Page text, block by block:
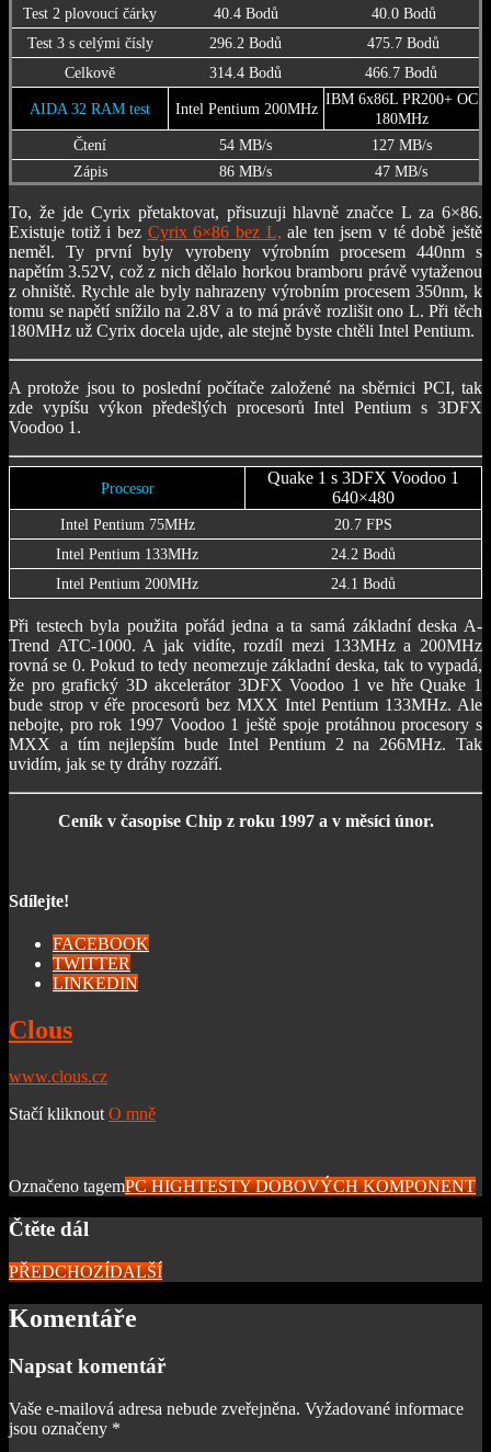
Test 2 plovoucí čárky
40.4 Bodů
40.0 Bodů
Test 3 s celými čísly
296.2 Bodů
475.7 Bodů
Celkově
314.4 Bodů 466.7 Bodů
AIDA 32 RAM test Intel Pentium 200MHz
IBM 6x86L PR200+ OC
180MHz
Čtení
54 MB/s
127 MB/s
Zápis
86 MB/s 47 MB/s
To, že jde Cyrix přetaktovat, přisuzuji hlavně značce L za 6×86.
Existuje totiž i bez Cyrix 6×86 bez L, ale ten jsem v té době ještě
neměl. Ty první byly vyrobeny výrobním procesem 440nm s
napětím 3.52V, což z nich dělalo horkou bramboru právě vytaženou
z ohniště. Rychle ale byly nahrazeny výrobním procesem 350nm, k
tomu se napětí snížilo na 2.8V a to má právě rozlišit ono L. Při těch
180MHz už Cyrix docela ujde, ale stejně byste chtěli Intel Pentium.
A protože jsou to poslední počítače založené na sběrnici PCI, tak
zde vypíšu výkon předešlých procesorů Intel Pentium s 3DFX
Voodoo 1.
Procesor
Quake 1 s 3DFX Voodoo 1
640×480
Intel Pentium 75MHz
20.7 FPS
Intel Pentium 133MHz
24.2 Bodů
Intel Pentium 200MHz
24.1 Bodů
Při testech byla použita pořád jedna a ta samá základní deska A-
Trend ATC-1000. A jak vidíte, rozdíl mezi 133MHz a 200MHz
rovná se 0. Pokud to tedy neomezuje základní deska, tak to vypadá,
že pro grafický 3D akcelerátor 3DFX Voodoo 1 ve hře Quake 1
bude strop v éře procesorů bez MXX Intel Pentium 133MHz. Ale
nebojte, pro rok 1997 Voodoo 1 ještě spoje protáhnou procesory s
MXX a tím nejlepším bude Intel Pentium 2 na 266MHz. Tak
uvidím, jak se ty dráhy rozzáří.
Ceník v časopise Chip z roku 1997 a v měsíci únor.
Sdílejte!
FACEBOOK
TWITTER
LINKEDIN
Clous
www.clous.cz
Stačí kliknout O mně
Označeno tagemPC HIGHTESTY DOBOVÝCH KOMPONENT
Čtěte dál
PŘEDCHOZÍDALŠÍ
Komentáře
Napsat komentář
Vaše e-mailová adresa nebude zveřejněna. Vyžadované informace
jsou označeny *